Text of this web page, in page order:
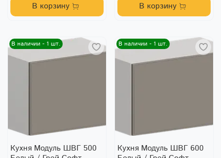
В корзину В корзину
В наличии - 1 шт.
Кухня Модуль ШВГ 500
В наличии - 1 шт.
Кухня Модуль ШВГ 600